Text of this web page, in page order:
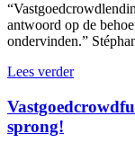
antwoord op de
ondervinden.”
Lees verder
sprong!